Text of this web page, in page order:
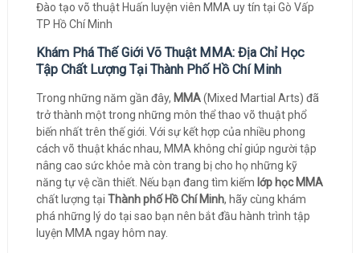
Đào tạo võ thuật Huấn luyện viên MMA uy tín tại Gò Vấp
TP Hồ Chí Minh
Khám Phá Thế Giới Võ Thuật MMA: Địa Chỉ Học
Tập Chất Lượng Tại Thành Phố Hồ Chí Minh
Trong những năm gần đây, MMA(Mixed Martial Arts) đã
trở thành một trong những môn thể thao võ thuật phổ
biến nhất trên thế giới. Với sự kết hợp của nhiều phong
cách võ thuật khác nhau, MMA không chỉ giúp người tập
nâng cao sức khỏe mà còn trang bị cho họ những kỹ
năng tự vệ cần thiết. Nếu bạn đang tìm kiếm lớp học MMA
chất lượng tại Thành phố Hồ Chí Minh, hãy cùng khám
phá những lý do tại sao bạn nên bắt đầu hành trình tập
luyện MMA ngay hôm nay.